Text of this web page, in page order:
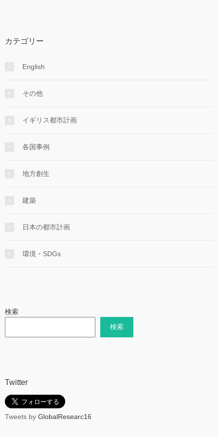
カテゴリー
English
その他
イギリス都市計画
各国事例
地方創生
建築
日本の都市計画
環境・SDGs
検索
検索
Twitter
Tweets by GlobalResearc16